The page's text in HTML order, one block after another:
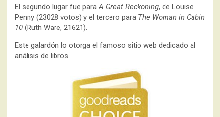
El segundo lugar fue paraA Great Reckoning, de Louise
Penny (23028 votos) y el tercero para The Woman in Cabin
10 (Ruth Ware, 21621).
Este galardón lo otorga el famoso sitio web dedicado al
análisis de libros.